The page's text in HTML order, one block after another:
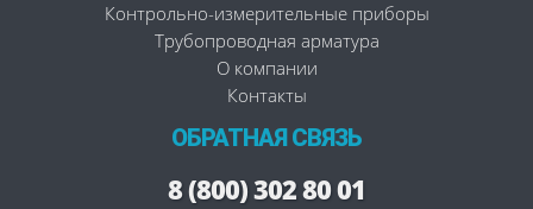
Контрольно-измерительные приборы
Трубопроводная арматура
О компании
Контакты
ОБРАТНАЯ СВЯЗЬ
8 (800) 302 80 01